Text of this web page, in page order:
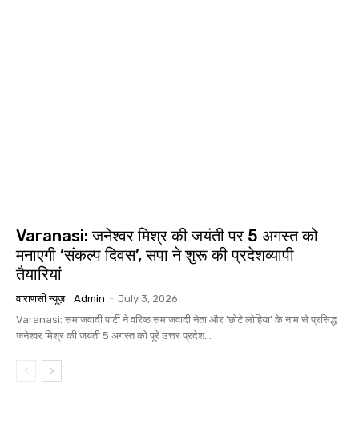
Varanasi: जनेश्वर मिश्र की जयंती पर 5 अगस्त को
मनाएगी ‘संकल्प दिवस’, सपा ने शुरू की प्रदेशव्यापी
तैयारियां
वाराणसी न्यूज़ Admin - July 3, 2026
Varanasi: समाजवादी पार्टी ने वरिष्ठ समाजवादी नेता और 'छोटे लोहिया' के नाम से प्रसिद्ध
जनेश्वर मिश्र की जयंती 5 अगस्त को पूरे उत्तर प्रदेश...